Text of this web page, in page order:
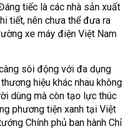
tiếc là các nhà sản xuất
tiết, nên chưa thể đưa ra
xe máy điện Việt Nam
sôi động với đa dụng
hiệu khác nhau không
dùng mà còn tạo lực thúc
phương tiện xanh tại Việt
Chính phủ ban hành Chỉ